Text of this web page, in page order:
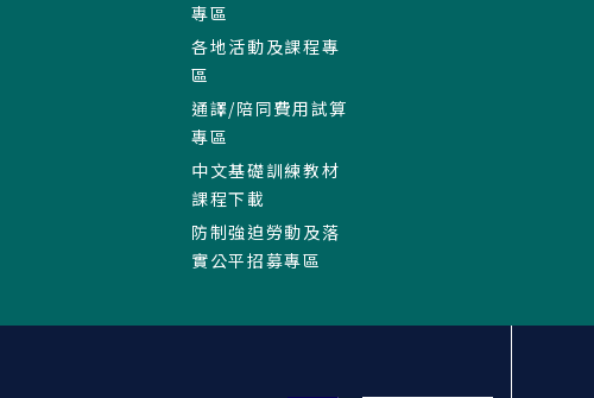
專區
各地活動及課程專
區
通譯/陪同費用試算
專區
中文基礎訓練教材
課程下載
防制強迫勞動及落
實公平招募專區